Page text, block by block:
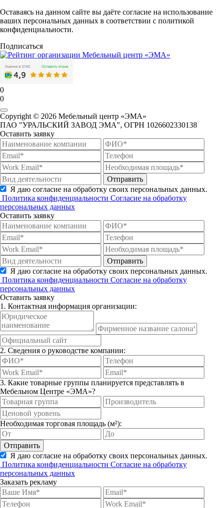
Оставаясь на данном сайте вы даёте согласие на использование
ваших персональных данных в соответствии с политикой
конфиденциальности.
Подписаться
0
0
Copyright © 2026 Мебельный центр «ЭМА»
ПАО "УРАЛЬСКИЙ ЗАВОД ЭМА", ОГРН 1026602330138
Оставить заявку
Отправить
Я даю согласие на обработку своих персональных данных.
Политика конфиденциальности Согласие на обработку
персональных данных
Оставить заявку
Отправить
Я даю согласие на обработку своих персональных данных.
Политика конфиденциальности Согласие на обработку
персональных данных
Оставить заявку
1. Контактная информация организации:
2. Сведения о руководстве компании:
3. Какие товарные группы планируется представлять в
Мебельном Центре «ЭМА»?
Необходимая торговая площадь (м²):
Отправить
Я даю согласие на обработку своих персональных данных.
Политика конфиденциальности Согласие на обработку
персональных данных
Заказать рекламу